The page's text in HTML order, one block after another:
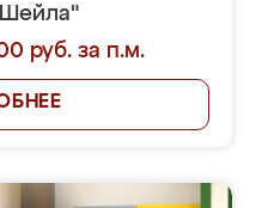
руб. за п.м.